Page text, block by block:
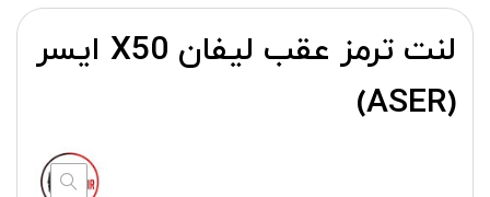
لنت ترمز عقب لیفان X50 ایسر
(ASER)